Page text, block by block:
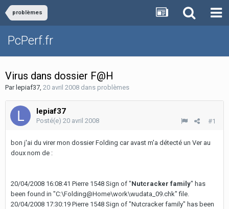
problèmes
PcPerf.fr
Virus dans dossier F@H
Par lepiaf37, 20 avril 2008 dans problèmes
lepiaf37
#1
Posté(e) 20 avril 2008
bon j'ai du virer mon dossier Folding car avast m'a détecté un Ver au
doux nom de :
20/04/2008 16:08:41 Pierre 1548 Sign of "Nutcracker family" has
been found in "C:\Folding@Home\work\wudata_09.chk" file.
20/04/2008 17:30:19 Pierre 1548 Sign of "Nutcracker family" has been